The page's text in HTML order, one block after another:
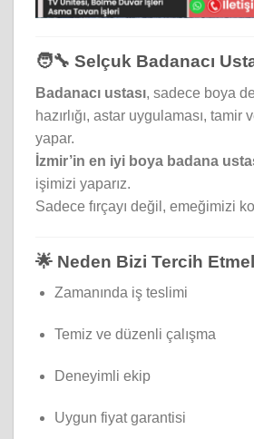
🧑‍🔧 Selçuk Badanacı
Badanacı ustası, sadece boya
hazırlığı, astar uygulaması, tamir
yapar.
İzmir’in en iyi boya badana
işimizi yaparız.
Sadece fırçayı değil, emeğimizi
🌟 Neden Bizi Tercih
Zamanında iş teslimi
Temiz ve düzenli çalışma
Deneyimli ekip
Uygun fiyat garantisi